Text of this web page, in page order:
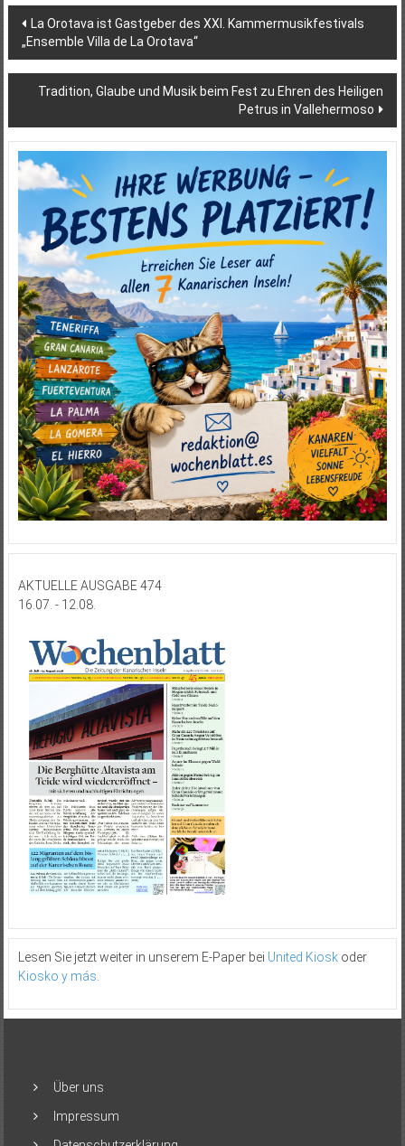
Beitragsnavigation
La Orotava ist Gastgeber des XXI. Kammermusikfestivals
„Ensemble Villa de La Orotava“
Tradition, Glaube und Musik beim Fest zu Ehren des Heiligen
Petrus in Vallehermoso
AKTUELLE AUSGABE 474
16.07. - 12.08.
Lesen Sie jetzt weiter in unserem E-Paper bei United Kioskoder
Kiosko y más
Über uns
Impressum